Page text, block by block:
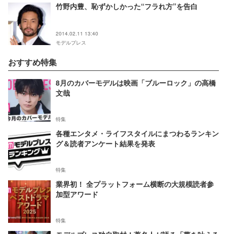
竹野内豊、恥ずかしかった“フラれ方”を告白
2014.02.11 13:40
モデルプレス
おすすめ特集
8月のカバーモデルは映画「ブルーロック」の高橋
文哉
特集
各種エンタメ・ライフスタイルにまつわるランキン
グ＆読者アンケート結果を発表
特集
業界初！ 全プラットフォーム横断の大規模読者参
加型アワード
特集